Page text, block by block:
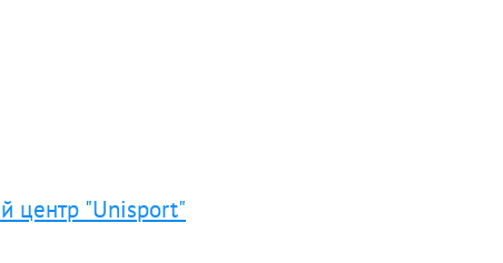
центр "Unisport"